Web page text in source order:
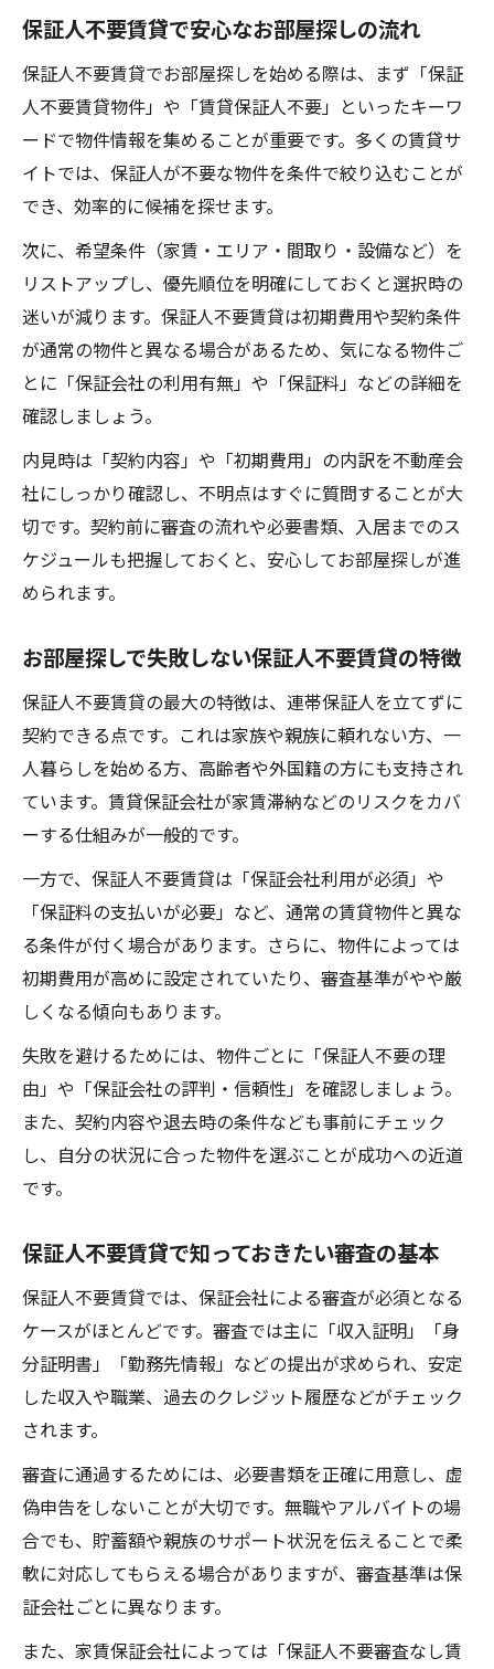
保証人不要賃貸のメリットをお部屋探しで
活用
お部屋探し経験者が語る保証人不要賃貸の
強み
審査や契約が安心なお部屋探しのポイント
保証人不要賃貸のリスクと回避する方法
一人暮らしなら保証人不要賃貸がおすすめな理
由
一人暮らしのお部屋探しに保証人不要賃貸
が最適
保証人不要賃貸で一人暮らしが安心できる
お部屋探しで無職や低収入でも借りやすい
物件
保証人不要賃貸のデメリットと対処法を紹
介
ツ
保証人が不要な賃貸物件で失敗しない選び方と
は
お部屋探しで重要な保証人不要賃貸物件の
選択
失敗しない保証人不要賃貸の条件整理術
保証人不要賃貸で避けるべき物件の特徴と
は
お部屋探しで後悔しない内見時の確認ポイ
ント
保証人不要賃貸で重視すべき契約内容の確
認法
審査や手続きも安心保証人なし賃貸のコツ
保証人不要賃貸で安心できる審査基準の把
握法
保証人無し賃貸での入居審査を通過する秘
訣
お部屋探しの手間を減らす保証会社利用法
保証人不要賃貸で注意すべき審査ポイント
解説
デメリットを防ぐお部屋探しのポイント解説
保証人不要賃貸のデメリットを回避するお
部屋探し
やばい物件を避けるためのお部屋探し注意
点
保証人不要賃貸の口コミを参考にリスク対
策
保証人不要賃貸で安心なお部屋探しの流れ
保証人不要賃貸でお部屋探しを始める際は、まず「保証
人不要賃貸物件」や「賃貸保証人不要」といったキーワ
ードで物件情報を集めることが重要です。多くの賃貸サ
イトでは、保証人が不要な物件を条件で絞り込むことが
でき、効率的に候補を探せます。
次に、希望条件（家賃・エリア・間取り・設備など）を
リストアップし、優先順位を明確にしておくと選択時の
迷いが減ります。保証人不要賃貸は初期費用や契約条件
が通常の物件と異なる場合があるため、気になる物件ご
とに「保証会社の利用有無」や「保証料」などの詳細を
確認しましょう。
内見時は「契約内容」や「初期費用」の内訳を不動産会
社にしっかり確認し、不明点はすぐに質問することが大
切です。契約前に審査の流れや必要書類、入居までのス
ケジュールも把握しておくと、安心してお部屋探しが進
められます。
お部屋探しで失敗しない保証人不要賃貸の特徴
保証人不要賃貸の最大の特徴は、連帯保証人を立てずに
契約できる点です。これは家族や親族に頼れない方、一
人暮らしを始める方、高齢者や外国籍の方にも支持され
ています。賃貸保証会社が家賃滞納などのリスクをカバ
ーする仕組みが一般的です。
一方で、保証人不要賃貸は「保証会社利用が必須」や
「保証料の支払いが必要」など、通常の賃貸物件と異な
る条件が付く場合があります。さらに、物件によっては
初期費用が高めに設定されていたり、審査基準がやや厳
しくなる傾向もあります。
失敗を避けるためには、物件ごとに「保証人不要の理
由」や「保証会社の評判・信頼性」を確認しましょう。
また、契約内容や退去時の条件なども事前にチェック
し、自分の状況に合った物件を選ぶことが成功への近道
です。
保証人不要賃貸で知っておきたい審査の基本
保証人不要賃貸では、保証会社による審査が必須となる
ケースがほとんどです。審査では主に「収入証明」「身
分証明書」「勤務先情報」などの提出が求められ、安定
した収入や職業、過去のクレジット履歴などがチェック
されます。
審査に通過するためには、必要書類を正確に用意し、虚
偽申告をしないことが大切です。無職やアルバイトの場
合でも、貯蓄額や親族のサポート状況を伝えることで柔
軟に対応してもらえる場合がありますが、審査基準は保
証会社ごとに異なります。
また、家賃保証会社によっては「保証人不要審査なし賃